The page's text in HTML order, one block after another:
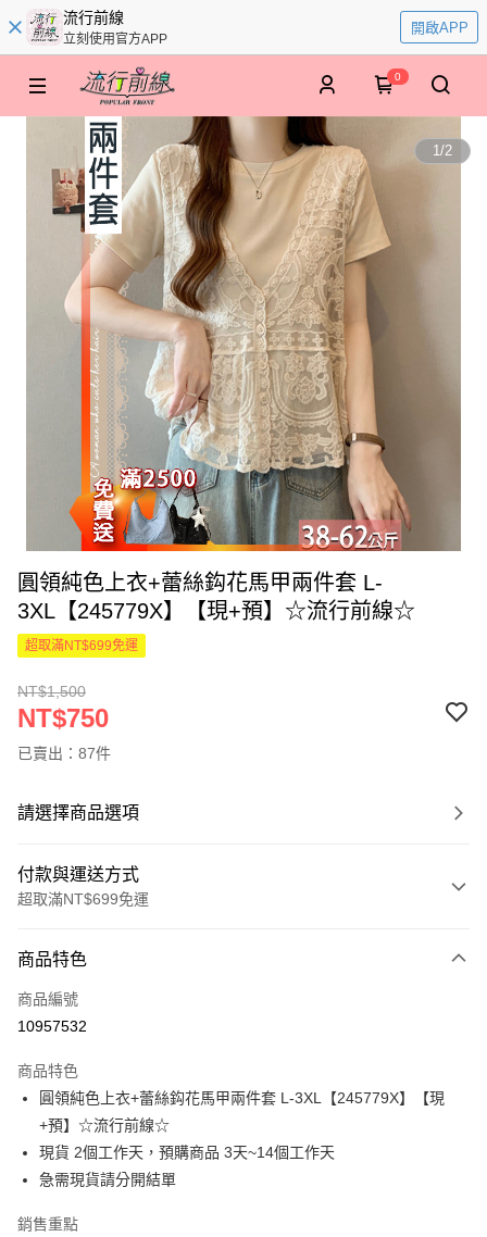
流行前線
立刻使用官方APP
開啟APP
0
1/2
圓領純色上衣+蕾絲鈎花馬甲兩件套 L-
3XL【245779X】【現+預】☆流行前線☆
超取滿NT$699免運
NT$1,500
NT$750
已賣出：87件
請選擇商品選項
付款與運送方式
超取滿NT$699免運
信用卡一次付款
超商取貨付款
Apple Pay
街口支付
悠遊付
Google Pay
商品特色
商品編號
10957532
商品特色
圓領純色上衣+蕾絲鈎花馬甲兩件套 L-3XL【245779X】【現
+預】☆流行前線☆
現貨 2個工作天，預購商品 3天~14個工作天
急需現貨請分開結單
銷售重點